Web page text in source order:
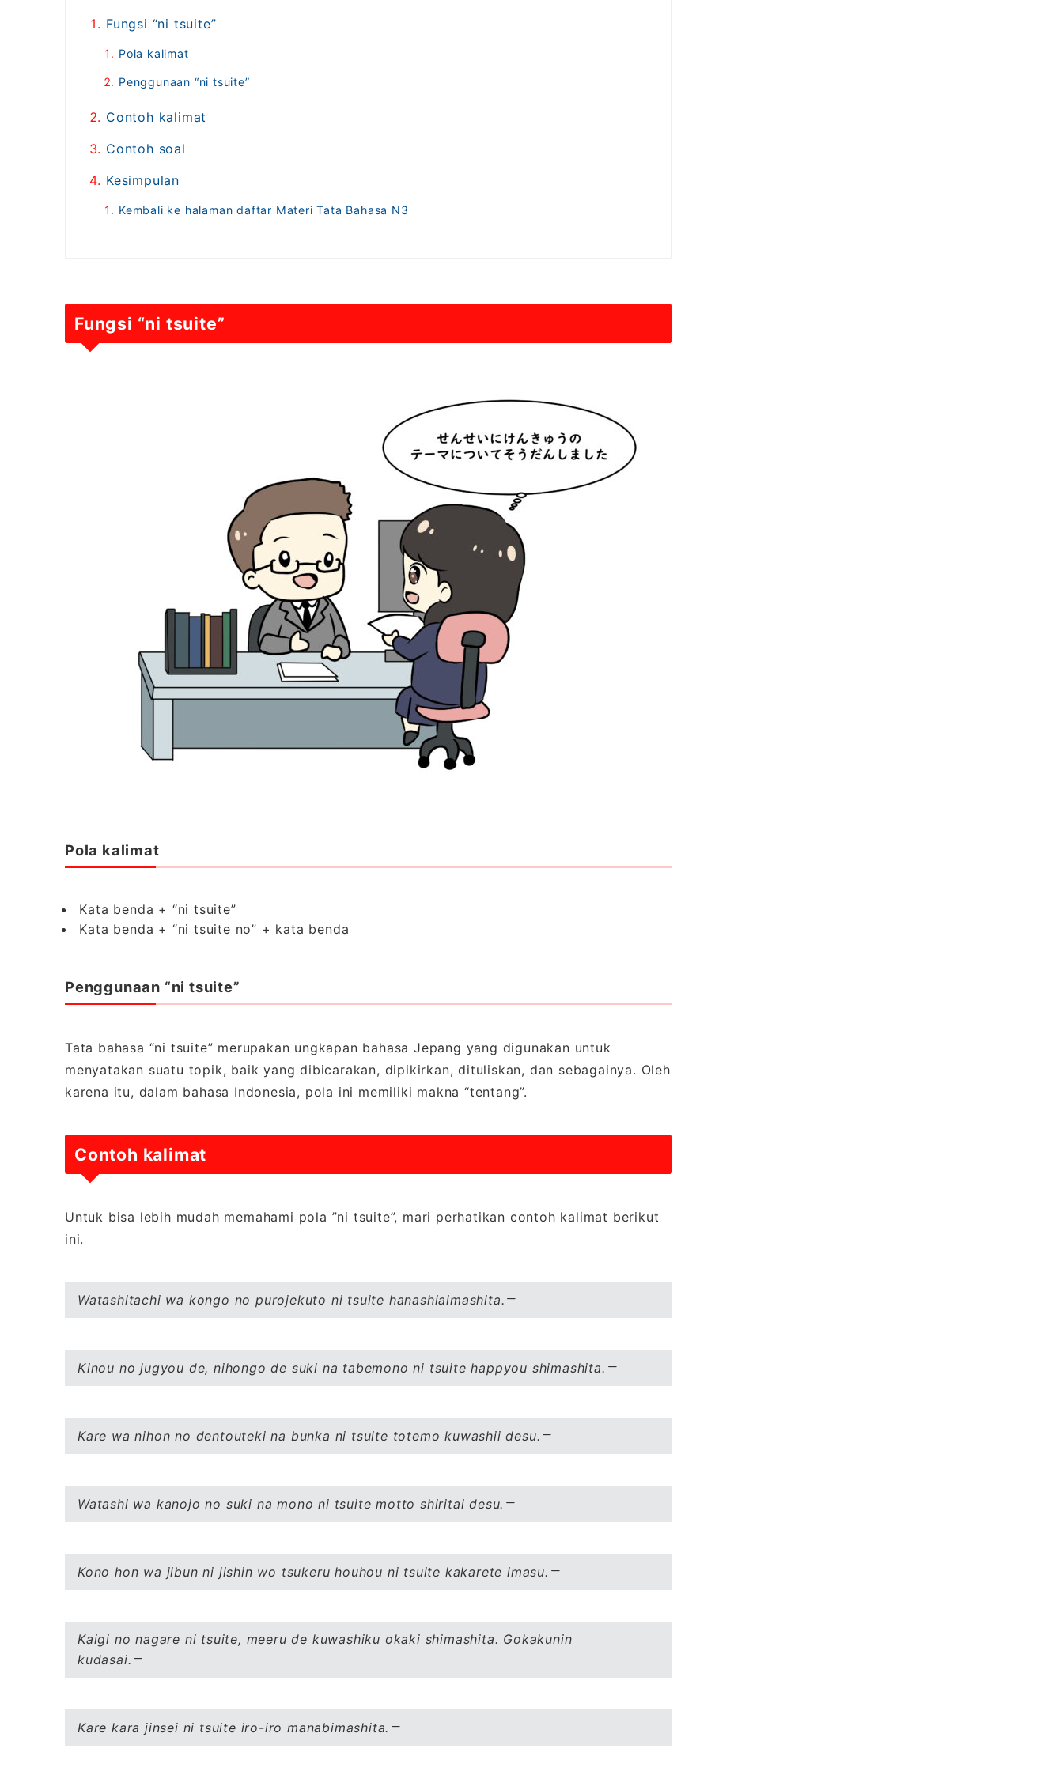
Fungsi “ni tsuite”
Pola kalimat
Penggunaan “ni tsuite”
Contoh kalimat
Contoh soal
Kesimpulan
Kembali ke halaman daftar Materi Tata Bahasa N3
Fungsi “ni tsuite”
Pola kalimat
Kata benda + “ni tsuite”
Kata benda + “ni tsuite no” + kata benda
Penggunaan “ni tsuite”
Tata bahasa “ni tsuite” merupakan ungkapan bahasa Jepang yang digunakan untuk
menyatakan suatu topik, baik yang dibicarakan, dipikirkan, dituliskan, dan sebagainya. Oleh
karena itu, dalam bahasa Indonesia, pola ini memiliki makna “tentang”.
Contoh kalimat
Untuk bisa lebih mudah memahami pola ”ni tsuite”, mari perhatikan contoh kalimat berikut
ini.
Watashitachi wa kongo no purojekuto ni tsuite hanashiaimashita.
Kinou no jugyou de, nihongo de suki na tabemono ni tsuite happyou shimashita.
Kare wa nihon no dentouteki na bunka ni tsuite totemo kuwashii desu.
Watashi wa kanojo no suki na mono ni tsuite motto shiritai desu.
Kono hon wa jibun ni jishin wo tsukeru houhou ni tsuite kakarete imasu.
Kaigi no nagare ni tsuite, meeru de kuwashiku okaki shimashita. Gokakunin
kudasai.
Kare kara jinsei ni tsuite iro-iro manabimashita.